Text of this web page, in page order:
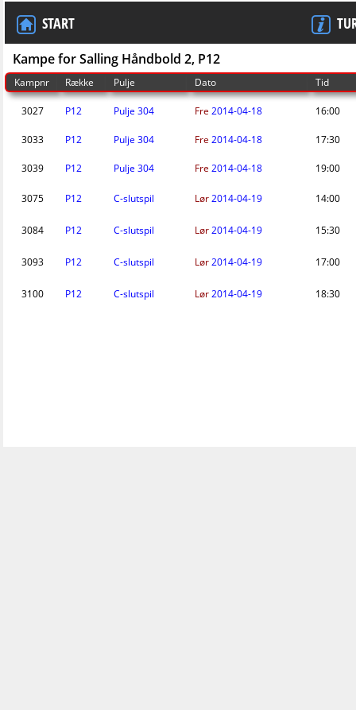
START
Kampe for Salling Håndbold 2, P12
Kampnr Række Pulje Dato Tid
3027 P12 Pulje 304 Fre 2014-04-18 16:00
3033 P12 Pulje 304 Fre 2014-04-18 17:30
3039 P12 Pulje 304 Fre 2014-04-18 19:00
3075 P12 C-slutspil Lør2014-04-19 14:00
3084 P12 C-slutspil Lør2014-04-19 15:30
3093 P12 C-slutspil Lør2014-04-19 17:00
3100 P12 C-slutspil Lør2014-04-19 18:30